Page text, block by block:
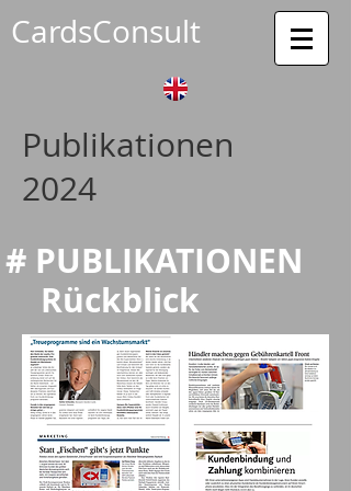
CardsConsult
Publikationen
2024
# PUBLIKATIONEN
Rückblick